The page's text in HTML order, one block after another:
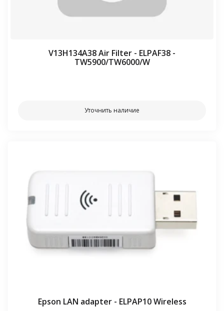
V13H134A38 Air Filter - ELPAF38 -
TW5900/TW6000/W
Уточнить наличие
Epson LAN adapter - ELPAP10 Wireless